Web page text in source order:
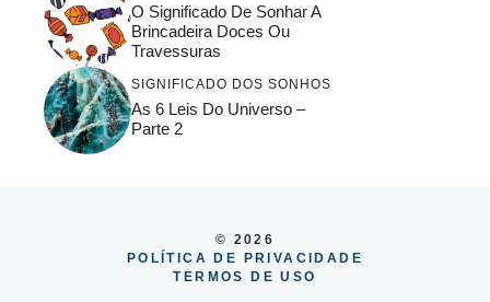
O Significado De Sonhar A
Brincadeira Doces Ou
Travessuras
SIGNIFICADO DOS SONHOS
As 6 Leis Do Universo –
Parte 2
© 2026
POLÍTICA DE PRIVACIDADE
TERMOS DE USO